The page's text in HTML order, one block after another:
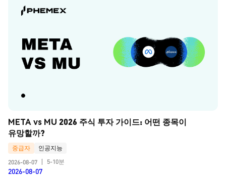
META vs MU 2026 주식 투자 가이드: 어떤 종목이
유망할까?
중급자
인공지능
2026-08-07
5-10분
2026-08-07